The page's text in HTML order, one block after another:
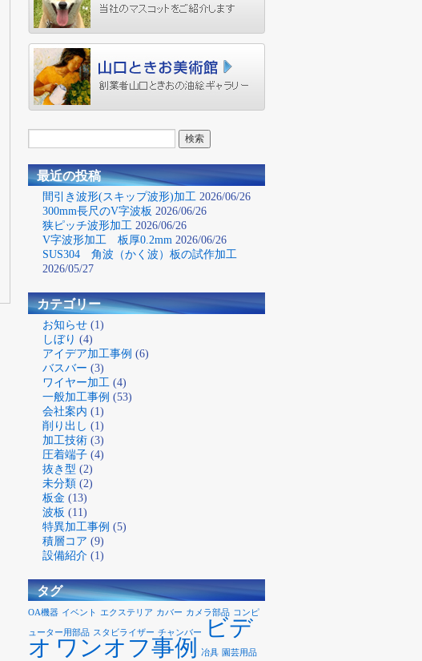
最近の投稿
間引き波形(スキップ波形)加工 2026/06/26
300mm長尺のV字波板 2026/06/26
狭ピッチ波形加工 2026/06/26
V字波形加工 板厚0.2mm 2026/06/26
SUS304 角波（かく波）板の試作加工
2026/05/27
カテゴリー
お知らせ (1)
しぼり (4)
アイデア加工事例 (6)
バスバー (3)
ワイヤー加工 (4)
一般加工事例 (53)
会社案内 (1)
削り出し (1)
加工技術 (3)
圧着端子 (4)
抜き型 (2)
未分類 (2)
板金 (13)
波板 (11)
特異加工事例 (5)
積層コア (9)
設備紹介 (1)
タグ
OA機器 イベント エクステリア カバー カメラ部品 コンピ
ューター用部品 スタビライザー チャンバー ビデ
オ ワンオフ事例 冶具 園芸用品